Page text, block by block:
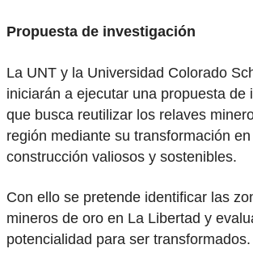
Propuesta de investigación
La UNT y la Universidad Colorado
iniciarán a ejecutar una propuesta de
que busca reutilizar los relaves
región mediante su transformación
construcción valiosos y sostenibles.
Con ello se pretende identificar las
mineros de oro en La Libertad y
potencialidad para ser